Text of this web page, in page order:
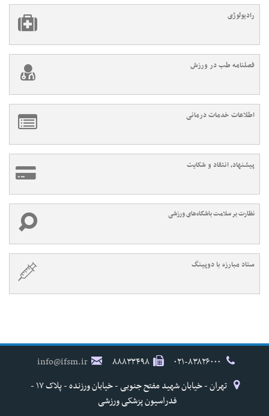
رادیولوژی
فصلنامه طب در ورزش
اطلاعات خدمات درمانی
پیشنهاد، انتقاد و شکایت
نظارت بر سلامت باشگاه‌های ورزشی
ستاد مبارزه با دوپینگ
۸۸۸۳۳۴۹۸
info@ifsm.ir
تهران - خیابان شهید مفتح جنوبی - خیابان ورزنده - پلاک ۱۷ -
فدراسیون پزشکی ورزشی